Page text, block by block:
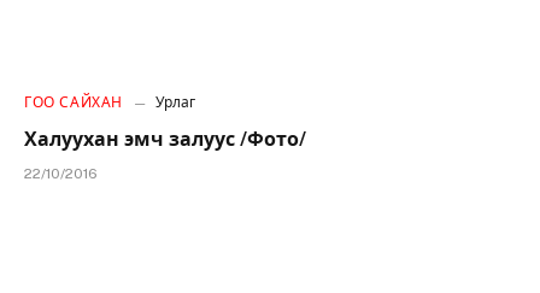
ГОО САЙХАН Урлаг
Халуухан эмч залуус /Фото/
22/10/2016